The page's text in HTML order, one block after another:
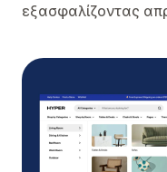
εξασφαλίζοντας